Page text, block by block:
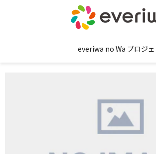
everiwa no Wa プロジェ